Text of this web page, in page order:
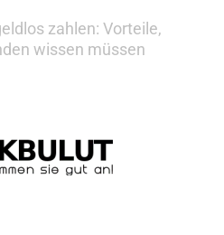
zahlen: Vorteile,
wissen müssen